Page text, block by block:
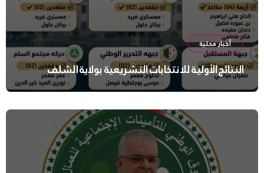
أخبار محلية
النتائج الأولية للانتخابات التشريعية بولاية الشلف